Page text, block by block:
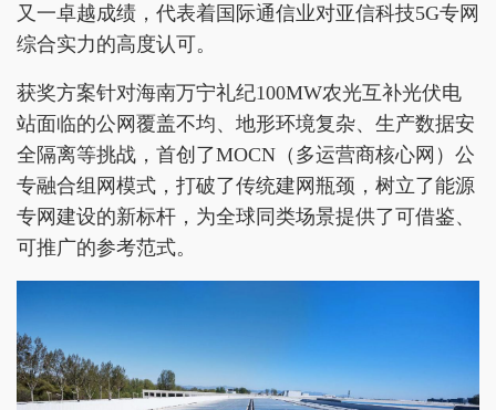
又一卓越成绩，代表着国际通信业对亚信科技5G专网
综合实力的高度认可。
获奖方案针对海南万宁礼纪100MW农光互补光伏电
站面临的公网覆盖不均、地形环境复杂、生产数据安
全隔离等挑战，首创了MOCN（多运营商核心网）公
专融合组网模式，打破了传统建网瓶颈，树立了能源
专网建设的新标杆，为全球同类场景提供了可借鉴、
可推广的参考范式。